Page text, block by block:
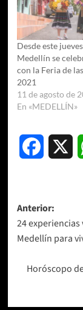
Desde este
Medellín se
con la Feria de
2021
11 de agosto de
En «MEDELLÍN»
de
Anterior:
24
Medellín para
Horóscopo